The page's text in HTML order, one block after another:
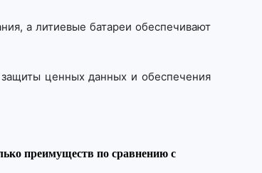
а литиевые батареи обеспечивают
ценных данных и обеспечения
преимуществ по сравнению с